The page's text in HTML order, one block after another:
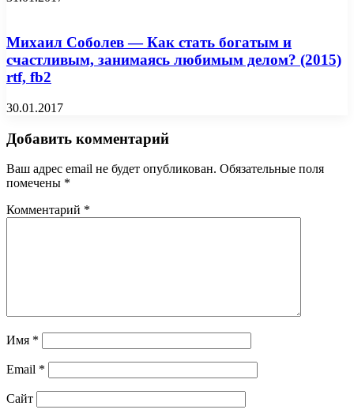
Михаил Соболев — Как стать богатым и
счастливым, занимаясь любимым делом? (2015)
rtf, fb2
30.01.2017
Добавить комментарий
Ваш адрес email не будет опубликован. Обязательные поля
помечены *
Комментарий *
Имя *
Email *
Сайт